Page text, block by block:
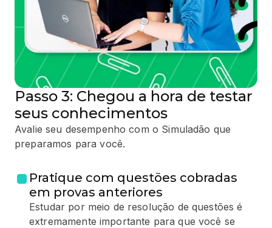
Passo 3: Chegou a hora de testar
seus conhecimentos
Avalie seu desempenho com o Simuladão que
preparamos para você.
Pratique com questões cobradas
em provas anteriores
Estudar por meio de resolução de questões é
extremamente importante para que você se